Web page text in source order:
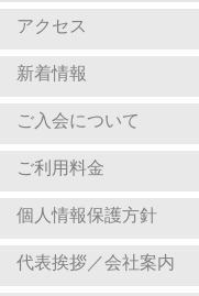
アクセス
新着情報
ご入会について
ご利用料金
個人情報保護方針
代表挨拶／会社案内